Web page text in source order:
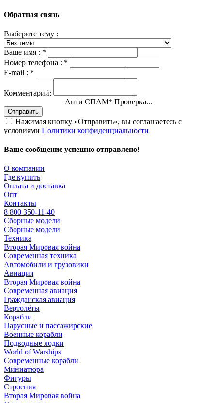
Обратная связь
Выберите тему :
Ваше имя : *
Номер телефона : *
E-mail : *
Комментарий:
Анти СПАМ* Проверка...
Отправить
Нажимая кнопку «Отправить», вы соглашаетесь с
условиями Политики конфиденциальности
Ваше сообщение успешно отправлено!
О компании
Где купить
Оплата и доставка
Опт
Контакты
8 800 350-11-40
Сборные модели
Сборные модели
Техника
Вторая Мировая война
Современная техника
Автомобили и грузовики
Авиация
Вторая Мировая война
Современная авиация
Гражданская авиация
Вертолёты
Корабли
Парусные и пассажирские
Военные корабли
Подводные лодки
World of Warships
Современные корабли
Миниатюра
Фигуры
Строения
Вторая Мировая война